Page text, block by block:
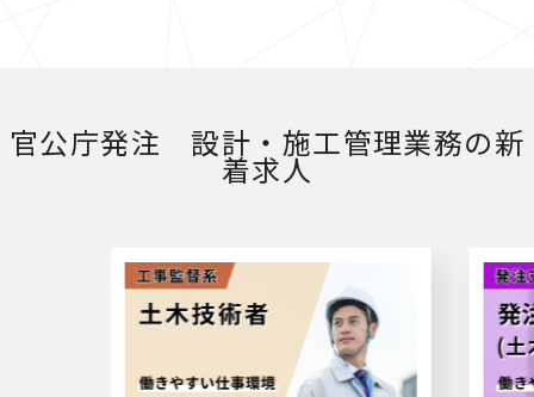
官公庁発注 設計・施工管理業務の新
着求人